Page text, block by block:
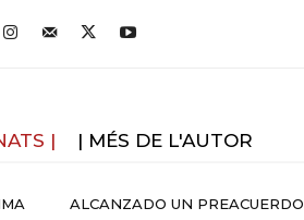
| | MÉS DE L'AUTOR
ALCANZADO UN PREACUERDO